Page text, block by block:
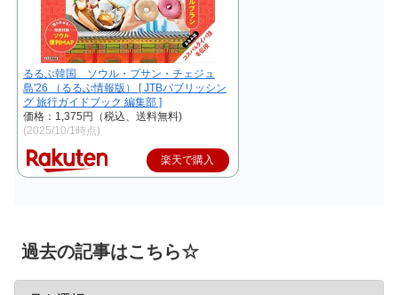
るるぶ韓国 ソウル・プサン・チェジュ
島'26 （るるぶ情報版） [ JTBパブリッシン
グ 旅行ガイドブック 編集部 ]
価格：1,375円（税込、送料無料)
(2025/10/1時点)
楽天で購入
過去の記事はこちら☆